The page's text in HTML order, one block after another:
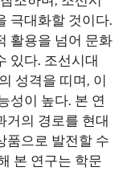
극대화할 것이다.
활용을 넘어 문화
있다. 조선시대
성격을 띠며, 이
성이 높다. 본 연
거의 경로를 현대
품으로 발전할 수
본 연구는 학문